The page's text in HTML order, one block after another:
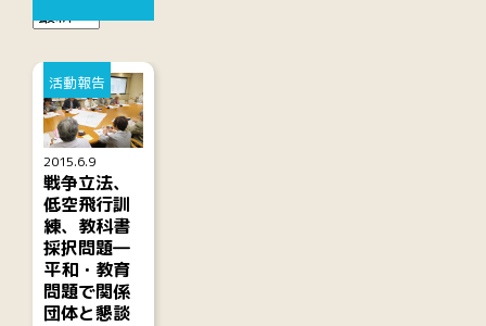
2015.6.9
活動報告
戦争立法、
低空飛行訓
練、教科書
採択問題―
平和・教育
問題で関係
団体と懇談